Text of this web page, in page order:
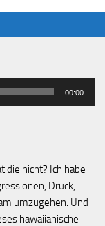
00:00
die nicht? Ich habe
Druck,
umzugehen. Und
hawaiianische